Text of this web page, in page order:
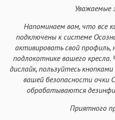
Уважаемые
Напоминаем вам, что все
подключены к системе
активировать свой
подлокотнике вашего
дислайк, пользуйтесь
вашей безопасности очки
обрабатываются
Приятного